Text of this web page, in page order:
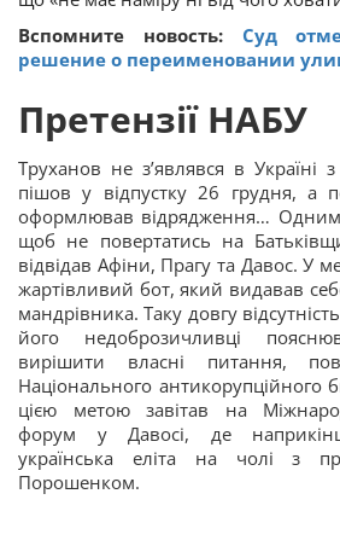
Вспомните новость: Суд
решение о переименовании
Претензії НАБУ
Труханов не з’являвся в Україні
пішов у відпустку 26 грудня, а
оформлював відрядження…
щоб не повертатись на
відвідав Афіни, Прагу та Давос. У
жартівливий бот, який видавав
мандрівника. Таку довгу
його недоброзичливці
вирішити власні питання,
Національного антикорупційного
цією метою завітав на
форум у Давосі, де
українська еліта на чолі з
Порошенком.